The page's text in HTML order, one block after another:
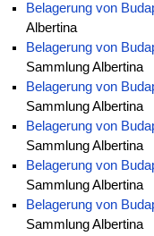
Belagerung von
Albertina
Belagerung von
Sammlung Albertina
Belagerung von
Sammlung Albertina
Belagerung von
Sammlung Albertina
Belagerung von
Sammlung Albertina
Belagerung von
Sammlung Albertina